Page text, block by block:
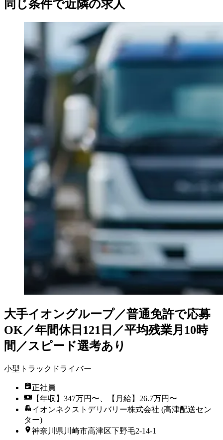
同じ条件で近隣の求人
大手イオングループ／普通免許で応募
OK／年間休日121日／平均残業月10時
間／スピード選考あり
小型トラックドライバー
正社員
【年収】347万円〜、【月給】26.7万円〜
イオンネクストデリバリー株式会社 (高津配送セン
ター)
神奈川県川崎市高津区下野毛2-14-1